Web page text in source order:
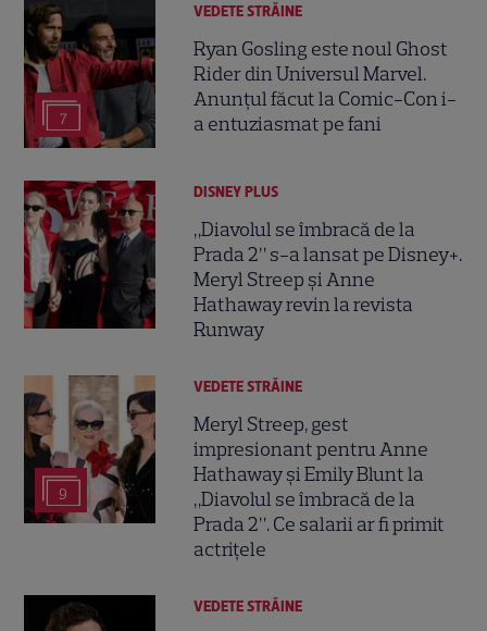
7
VEDETE STRĂINE
Ryan Gosling este noul Ghost
Rider din Universul Marvel.
Anunțul făcut la Comic-Con i-
a entuziasmat pe fani
DISNEY PLUS
„Diavolul se îmbracă de la
Prada 2” s-a lansat pe Disney+.
Meryl Streep și Anne
Hathaway revin la revista
Runway
9
VEDETE STRĂINE
Meryl Streep, gest
impresionant pentru Anne
Hathaway și Emily Blunt la
„Diavolul se îmbracă de la
Prada 2”. Ce salarii ar fi primit
actrițele
VEDETE STRĂINE